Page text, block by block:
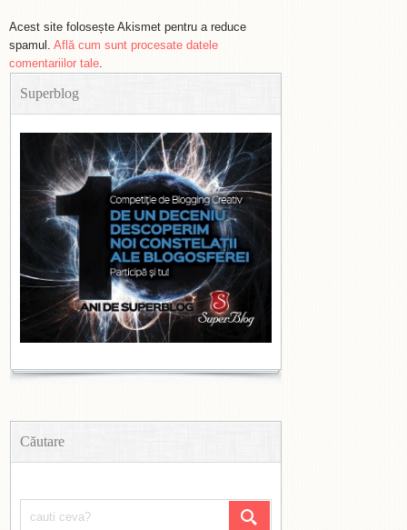
Acest site folosește Akismet pentru a reduce
spamul. Află cum sunt procesate datele
comentariilor tale.
Superblog
Căutare